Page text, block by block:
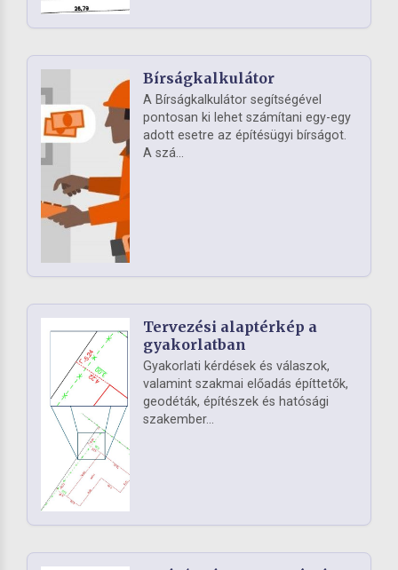
Bírságkalkulátor
A Bírságkalkulátor segítségével
pontosan ki lehet számítani egy-egy
adott esetre az építésügyi bírságot.
A szá...
Tervezési alaptérkép a
gyakorlatban
Gyakorlati kérdések és válaszok,
valamint szakmai előadás építtetők,
geodéták, építészek és hatósági
szakember...